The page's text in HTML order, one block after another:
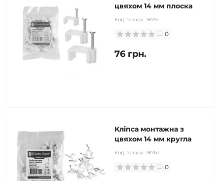
цвяхом 14 мм плоска
Код товару: 18751
0
76 грн.
Кліпса монтажна з
цвяхом 14 мм кругла
Код товару: 18762
0